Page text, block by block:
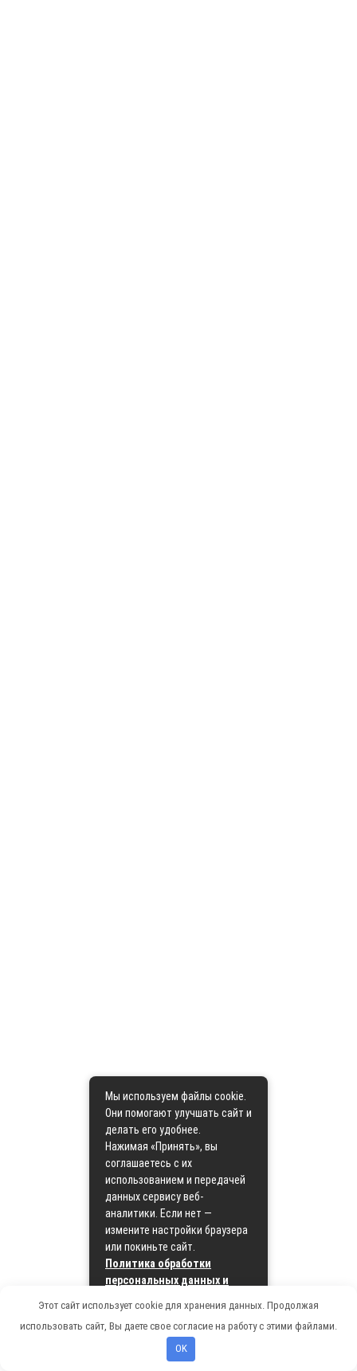
Мы используем файлы cookie.
Они помогают улучшать сайт и
делать его удобнее.
Нажимая «Принять», вы
соглашаетесь с их
использованием и передачей
данных сервису веб-
аналитики. Если нет —
измените настройки браузера
или покиньте сайт.
Политика обработки
персональных данных и
Принять
Этот сайт использует cookie для хранения данных. Продолжая
использовать сайт, Вы даете свое согласие на работу с этими файлами.
OK